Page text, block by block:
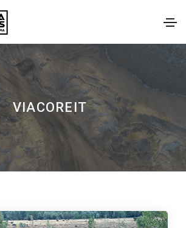
VIACOREIT